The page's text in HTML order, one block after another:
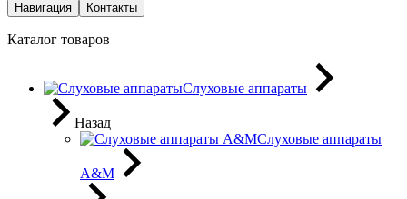
Навигация Контакты
Каталог товаров
Слуховые аппараты
Назад
Слуховые аппараты
A&M